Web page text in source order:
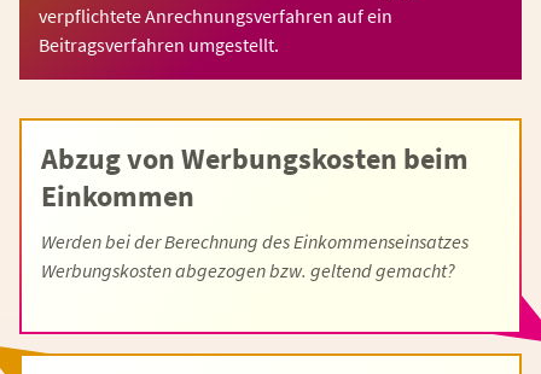
verpflichtete Anrechnungsverfahren auf ein
Beitragsverfahren umgestellt.
Abzug von Werbungskosten beim
Einkommen
Werden bei der Berechnung des Einkommenseinsatzes
Werbungskosten abgezogen bzw. geltend gemacht?